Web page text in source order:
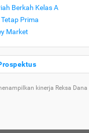
Berkah Kelas A
Prima
Market
kinerja Reksa